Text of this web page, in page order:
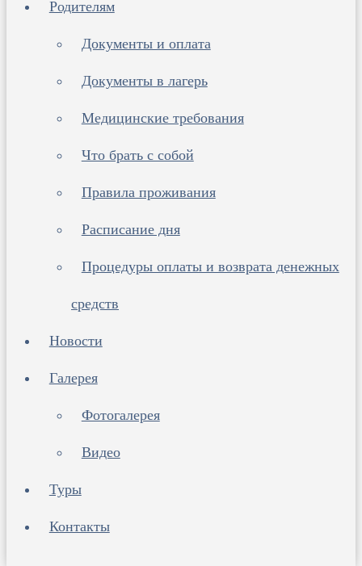
Родителям
Документы и оплата
Документы в лагерь
Медицинские требования
Что брать с собой
Правила проживания
Расписание дня
Процедуры оплаты и возврата денежных
средств
Новости
Галерея
Фотогалерея
Видео
Туры
Контакты